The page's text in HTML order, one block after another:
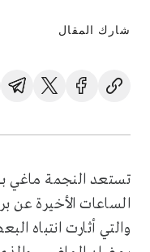
شارك المقال
الساعات الأخيرة
والتي أثارت انتباه